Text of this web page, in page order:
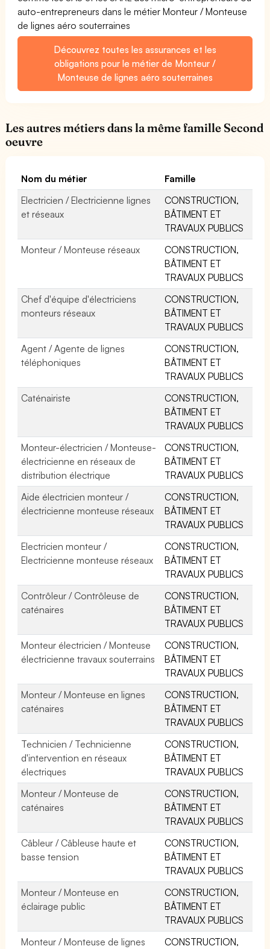
auto-entrepreneurs dans le métier Monteur / Monteuse
de lignes aéro souterraines
Découvrez toutes les assurances et les
obligations pour le métier de Monteur /
Monteuse de lignes aéro souterraines
Les autres métiers dans la même famille Second
oeuvre
Nom du métier
Famille
Electricien / Electricienne lignes
et réseaux
CONSTRUCTION,
BÂTIMENT ET
TRAVAUX PUBLICS
Monteur / Monteuse réseaux
CONSTRUCTION,
BÂTIMENT ET
TRAVAUX PUBLICS
Chef d'équipe d'électriciens
monteurs réseaux
CONSTRUCTION,
BÂTIMENT ET
TRAVAUX PUBLICS
Agent / Agente de lignes
téléphoniques
CONSTRUCTION,
BÂTIMENT ET
TRAVAUX PUBLICS
Caténairiste
CONSTRUCTION,
BÂTIMENT ET
TRAVAUX PUBLICS
Monteur-électricien / Monteuse-
électricienne en réseaux de
distribution électrique
CONSTRUCTION,
BÂTIMENT ET
TRAVAUX PUBLICS
Aide électricien monteur /
électricienne monteuse réseaux
CONSTRUCTION,
BÂTIMENT ET
TRAVAUX PUBLICS
Electricien monteur /
Electricienne monteuse réseaux
CONSTRUCTION,
BÂTIMENT ET
TRAVAUX PUBLICS
Contrôleur / Contrôleuse de
caténaires
CONSTRUCTION,
BÂTIMENT ET
TRAVAUX PUBLICS
Monteur électricien / Monteuse
électricienne travaux souterrains
CONSTRUCTION,
BÂTIMENT ET
TRAVAUX PUBLICS
Monteur / Monteuse en lignes
caténaires
CONSTRUCTION,
BÂTIMENT ET
TRAVAUX PUBLICS
Technicien / Technicienne
d'intervention en réseaux
électriques
CONSTRUCTION,
BÂTIMENT ET
TRAVAUX PUBLICS
Monteur / Monteuse de
caténaires
CONSTRUCTION,
BÂTIMENT ET
TRAVAUX PUBLICS
Câbleur / Câbleuse haute et
basse tension
CONSTRUCTION,
BÂTIMENT ET
TRAVAUX PUBLICS
Monteur / Monteuse en
éclairage public
CONSTRUCTION,
BÂTIMENT ET
TRAVAUX PUBLICS
Monteur / Monteuse de lignes
CONSTRUCTION,